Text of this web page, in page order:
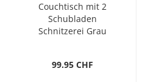
Couchtisch mit 2
Schubladen
Schnitzerei Grau
99.95 CHF